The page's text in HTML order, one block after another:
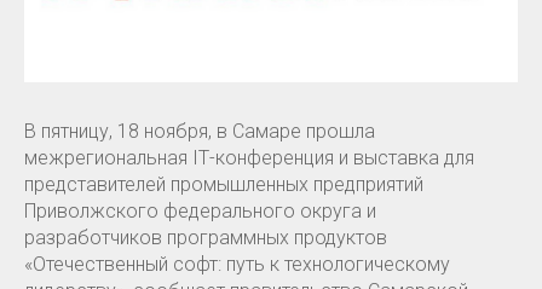
В пятницу, 18 ноября, в Самаре прошла
межрегиональная IТ-конференция и выставка для
представителей промышленных предприятий
Приволжского федерального округа и
разработчиков программных продуктов
«Отечественный софт: путь к технологическому